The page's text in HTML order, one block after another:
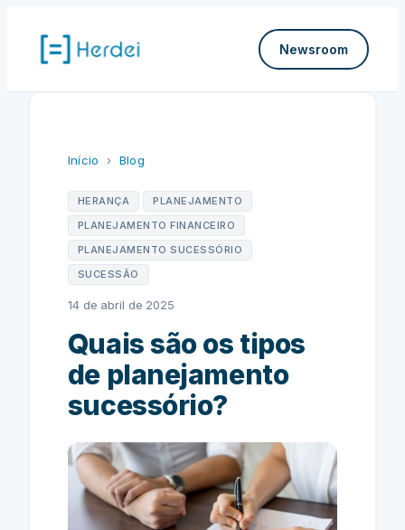
Newsroom
Início › Blog
HERANÇA
PLANEJAMENTO
PLANEJAMENTO FINANCEIRO
PLANEJAMENTO SUCESSÓRIO
SUCESSÃO
14 de abril de 2025
Quais são os tipos
de planejamento
sucessório?